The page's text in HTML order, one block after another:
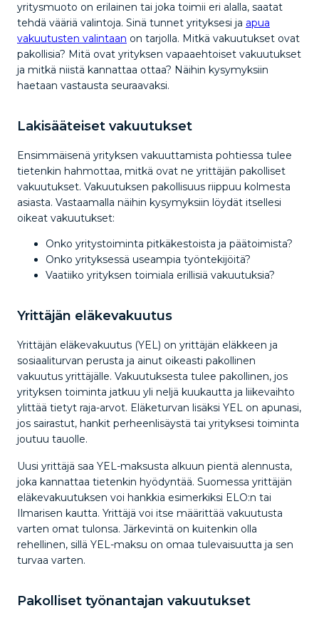
yritysmuoto on erilainen tai joka toimii eri alalla, saatat
tehdä vääriä valintoja. Sinä tunnet yrityksesi ja apua
vakuutusten valintaan on tarjolla. Mitkä vakuutukset ovat
pakollisia? Mitä ovat yrityksen vapaaehtoiset vakuutukset
ja mitkä niistä kannattaa ottaa? Näihin kysymyksiin
haetaan vastausta seuraavaksi.
Lakisääteiset vakuutukset
Ensimmäisenä yrityksen vakuuttamista pohtiessa tulee
tietenkin hahmottaa, mitkä ovat ne yrittäjän pakolliset
vakuutukset. Vakuutuksen pakollisuus riippuu kolmesta
asiasta. Vastaamalla näihin kysymyksiin löydät itsellesi
oikeat vakuutukset:
Onko yritystoiminta pitkäkestoista ja päätoimista?
Onko yrityksessä useampia työntekijöitä?
Vaatiiko yrityksen toimiala erillisiä vakuutuksia?
Yrittäjän eläkevakuutus
Yrittäjän eläkevakuutus (YEL) on yrittäjän eläkkeen ja
sosiaaliturvan perusta ja ainut oikeasti pakollinen
vakuutus yrittäjälle. Vakuutuksesta tulee pakollinen, jos
yrityksen toiminta jatkuu yli neljä kuukautta ja liikevaihto
ylittää tietyt raja-arvot. Eläketurvan lisäksi YEL on apunasi,
jos sairastut, hankit perheenlisäystä tai yrityksesi toiminta
joutuu tauolle.
Uusi yrittäjä saa YEL-maksusta alkuun pientä alennusta,
joka kannattaa tietenkin hyödyntää. Suomessa yrittäjän
eläkevakuutuksen voi hankkia esimerkiksi ELO:n tai
Ilmarisen kautta. Yrittäjä voi itse määrittää vakuutusta
varten omat tulonsa. Järkevintä on kuitenkin olla
rehellinen, sillä YEL-maksu on omaa tulevaisuutta ja sen
turvaa varten.
Pakolliset työnantajan vakuutukset